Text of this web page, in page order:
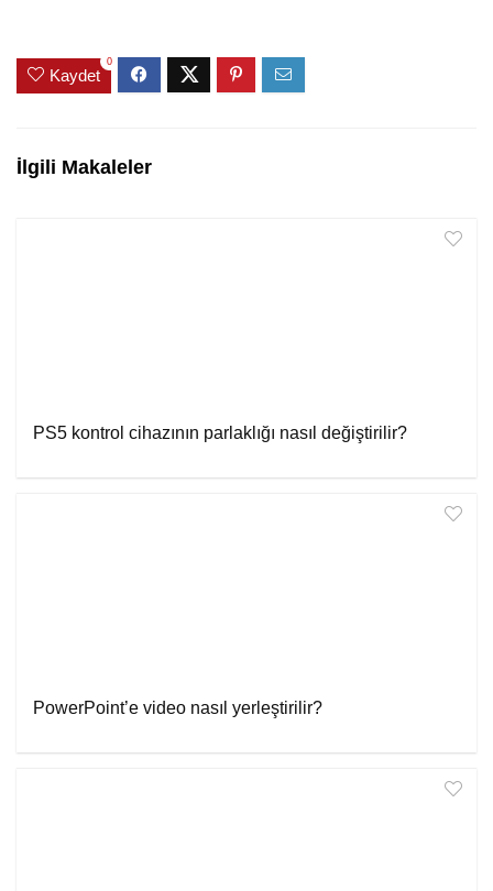
Kaydet
0
İlgili Makaleler
PS5 kontrol cihazının parlaklığı nasıl değiştirilir?
PowerPoint’e video nasıl yerleştirilir?